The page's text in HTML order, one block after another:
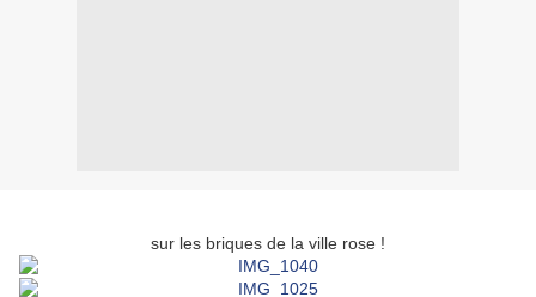
sur les briques de la ville rose !